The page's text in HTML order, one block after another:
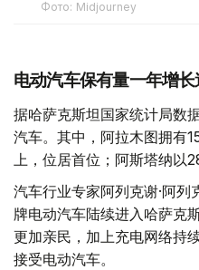
Фото: Midjourney
电动汽车保有量一年增
据哈萨克斯坦国家统计局数
汽车。其中，阿拉木图拥有
上，位居首位；阿斯塔纳以
汽车行业专家阿列克谢·阿
牌电动汽车陆续进入哈萨克
更加亲民，加上充电网络持
接受电动汽车。